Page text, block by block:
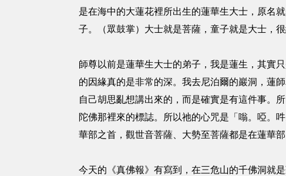
是在海中的大蓮花裡所出生的蓮華生大士，原名
子。（眾鼓掌）大士就是菩薩，童子就是大士，
師尊以前是蓮華生大士的弟子，我是蓮生，其實
的因緣真的是非常的深。我去尼泊爾的巖洞，蓮
自己胡思亂想講出來的，而是確實是有這件事。
陀佛那裡來的標誌。所以祂的心咒是「嗡。啞。
華部之首，觀世音菩薩、大勢至菩薩都是在蓮華
今天的《真佛報》有寫到，在三危山的千佛洞就